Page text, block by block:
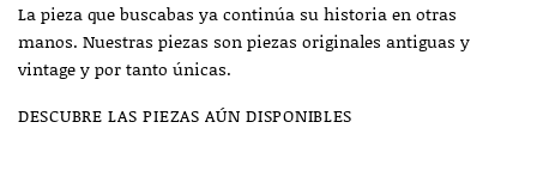
La pieza que buscabas ya continúa su historia en otras
manos. Nuestras piezas son piezas originales antiguas y
vintage y por tanto únicas.
DESCUBRE LAS PIEZAS AÚN DISPONIBLES